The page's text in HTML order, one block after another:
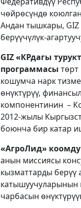
чөйрөсүндө
Андан тышкары,
берүүчүлүк-
GIZ «КРдагы
программасы
кошумча нарк
өнүктүрүү,
компонентинин –
2012-жылы
боюнча бир катар
«АгроЛид»
анын миссиясы
кызматтарды берүү
катышуучуларынын
чарбасын